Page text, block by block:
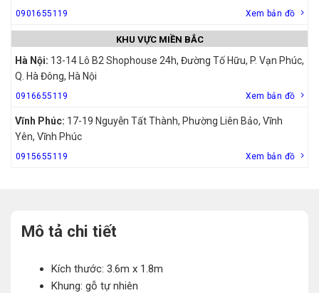
0901655119 Xem bản đồ
KHU VỰC MIỀN BẮC
Hà Nội: 13-14 Lô B2 Shophouse 24h, Đường Tố Hữu, P. Vạn Phúc,
Q. Hà Đông, Hà Nội
0916655119 Xem bản đồ
Vĩnh Phúc: 17-19 Nguyễn Tất Thành, Phường Liên Bảo, Vĩnh
Yên, Vĩnh Phúc
0915655119 Xem bản đồ
Mô tả chi tiết
Kích thước: 3.6m x 1.8m
Khung: gỗ tự nhiên